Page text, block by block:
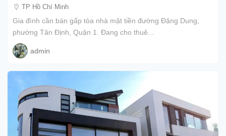
TP Hồ Chí Minh
Gia đình cần bán gấp tòa nhà mặt tiền đường Đặng Dung,
phường Tân Định, Quận 1. Đang cho thuê...
admin